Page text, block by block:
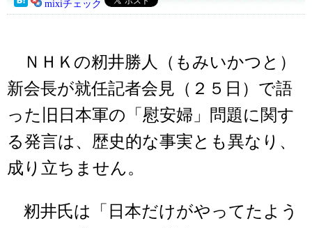
mixiチェック
ＮＨＫの籾井勝人（もみいかつと）
新会長が就任記者会見（２５日）で語
った旧日本軍の「慰安婦」問題に関す
る発言は、歴史的な事実とも異なり、
成り立ちません。
籾井氏は「日本だけがやってたよう